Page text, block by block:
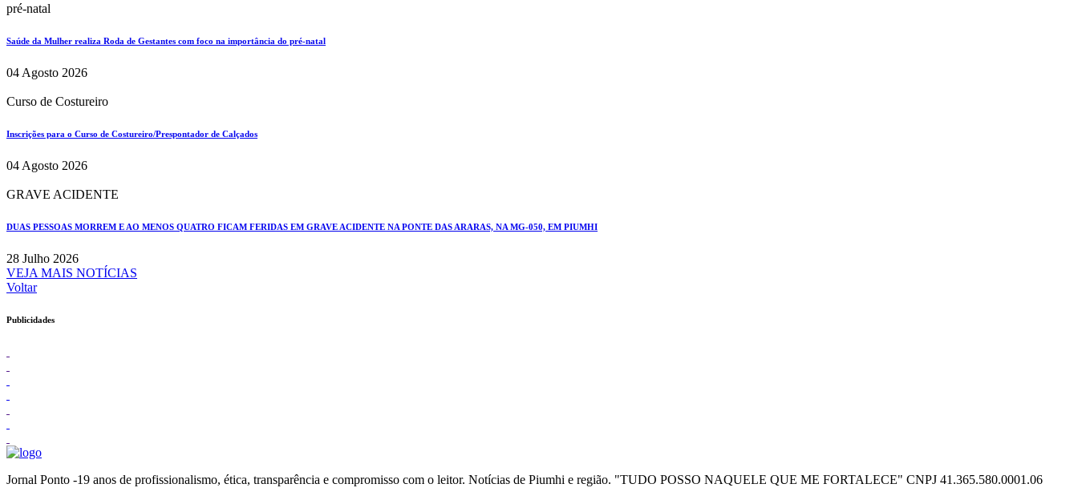
pré-natal
Saúde da Mulher realiza Roda de Gestantes com foco na importância do pré-natal
04 Agosto 2026
Curso de Costureiro
Inscrições para o Curso de Costureiro/Prespontador de Calçados
04 Agosto 2026
GRAVE ACIDENTE
DUAS PESSOAS MORREM E AO MENOS QUATRO FICAM FERIDAS EM GRAVE ACIDENTE NA PONTE DAS ARARAS, NA MG-050, EM PIUMHI
28 Julho 2026
VEJA MAIS NOTÍCIAS
Voltar
Publicidades
Jornal Ponto -19 anos de profissionalismo, ética, transparência e compromisso com o leitor. Notícias de Piumhi e região. "TUDO POSSO NAQUELE QUE ME FORTALECE" CNPJ 41.365.580.0001.06